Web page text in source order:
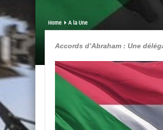
Home A la Une
Accords d’Abraham : Une